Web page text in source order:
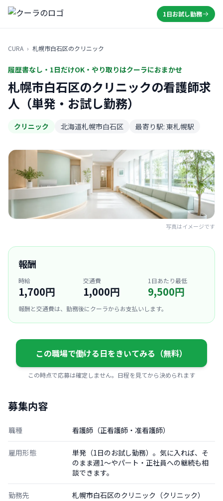
1日お試し勤務
CURA › 札幌市白石区のクリニック
履歴書なし・1日だけOK・やり取りはクーラにおまかせ
札幌市白石区のクリニックの看護師求
人（単発・お試し勤務）
クリニック 北海道札幌市白石区 最寄り駅: 東札幌駅
写真はイメージです
報酬
時給
1,700円
交通費
1,000円
1日あたり最低
9,500円
報酬と交通費は、勤務後にクーラからお支払いします。
この職場で働ける日をきいてみる（無料）
この時点で応募は確定しません。日程を見てから決められます
募集内容
職種 看護師（正看護師・准看護師）
雇用形態
単発（1日のお試し勤務）。気に入れば、そ
のまま週1〜やパート・正社員への継続も相
談できます。
勤務先 札幌市白石区のクリニック（クリニック）